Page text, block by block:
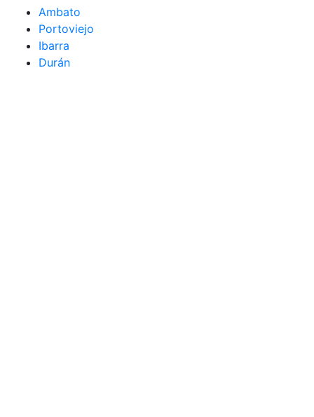
Ambato
Portoviejo
Ibarra
Durán